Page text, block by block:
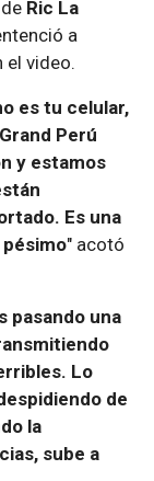
Ric La
a
el video.
es tu celular,
Perú
y estamos
Es una
" acotó
pasando una
Lo
de
la
sube a